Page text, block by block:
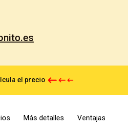
el precio
Más detalles Ventajas